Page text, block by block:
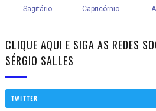
CLIQUE AQUI E SIGA AS REDES
SÉRGIO SALLES
TWITTER